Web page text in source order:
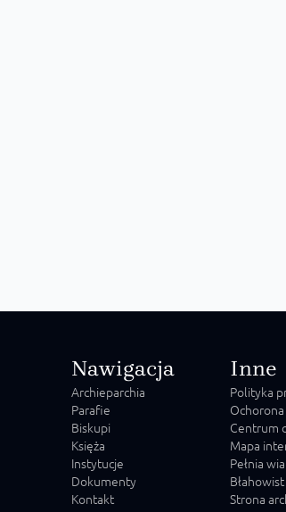
Nawigacja
Archieparchia
Parafie
Biskupi
Księża
Instytucje
Dokumenty
Kontakt
Inne
Polityka
Centrum
Mapa
Pełnia
Błahowist
Strona